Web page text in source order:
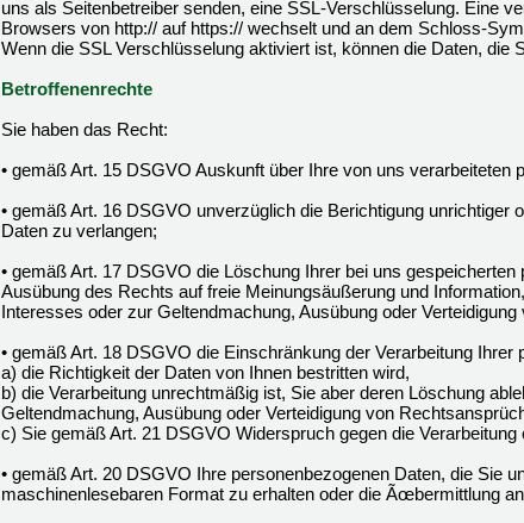
uns als Seitenbetreiber senden, eine SSL-Verschlüsselung. Eine
Browsers von http:// auf https:// wechselt und an dem Schloss-
Wenn die SSL Verschlüsselung aktiviert ist, können die Daten,
Betroffenenrechte
Sie haben das Recht:
• gemäß Art. 15 DSGVO Auskunft über Ihre von uns verarbeiteten
• gemäß Art. 16 DSGVO unverzüglich die Berichtigung
Daten zu verlangen;
• gemäß Art. 17 DSGVO die Löschung Ihrer bei uns
Ausübung des Rechts auf freie Meinungsäußerung und
Interesses oder zur Geltendmachung, Ausübung oder
• gemäß Art. 18 DSGVO die Einschränkung der Verarbeitung
a) die Richtigkeit der Daten von Ihnen bestritten wird,
b) die Verarbeitung unrechtmäßig ist, Sie aber deren Löschung
Geltendmachung, Ausübung oder Verteidigung von
c) Sie gemäß Art. 21 DSGVO Widerspruch gegen die Verarbeitung
• gemäß Art. 20 DSGVO Ihre personenbezogenen Daten, die Sie
maschinenlesebaren Format zu erhalten oder die Ãœbermittlung